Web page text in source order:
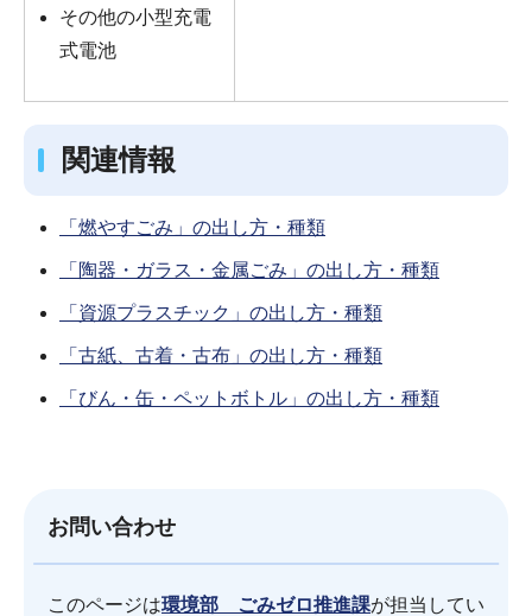
その他の小型充電
式電池
関連情報
「燃やすごみ」の出し方・種類
「陶器・ガラス・金属ごみ」の出し方・種類
「資源プラスチック」の出し方・種類
「古紙、古着・古布」の出し方・種類
「びん・缶・ペットボトル」の出し方・種類
お問い合わせ
このページは環境部 ごみゼロ推進課が担当してい